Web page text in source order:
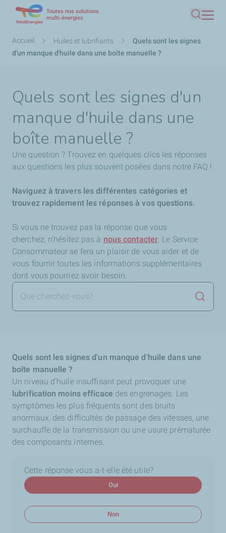
contenu
principal
Toutes nos solutions
multi-énergies
Fil
d'Ariane
Accueil Huiles et lubrifiants
Quels sont les signes
d'un manque d'huile dans une boîte manuelle ?
Quels sont les signes d'un
manque d'huile dans une
boîte manuelle ?
Une question ? Trouvez en quelques clics les réponses
aux questions les plus souvent posées dans notre FAQ !
Naviguez à travers les différentes catégories et
trouvez rapidement les réponses à vos questions.
Si vous ne trouvez pas la réponse que vous
cherchez, n'hésitez pas à nous contacter. Le Service
Consommateur se fera un plaisir de vous aider et de
vous fournir toutes les informations supplémentaires
dont vous pourriez avoir besoin.
Quels sont les signes d'un manque d'huile dans une
boîte manuelle ?
Un niveau d'huile insuffisant peut provoquer une
lubrification moins efficace des engrenages. Les
symptômes les plus fréquents sont des bruits
anormaux, des difficultés de passage des vitesses, une
surchauffe de la transmission ou une usure prématurée
des composants internes.
Cette réponse vous a-t-elle été utile?
Oui
Non